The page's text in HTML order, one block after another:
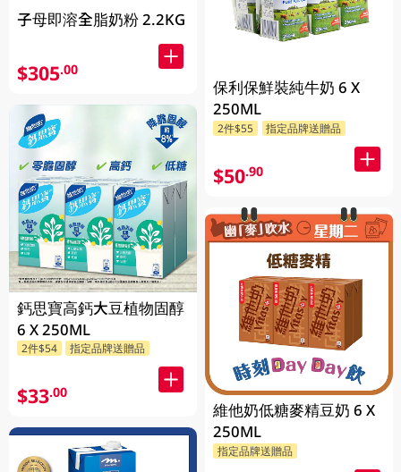
子母即溶全脂奶粉 2.2KG
$305.00
鈣思寶高鈣大豆植物固醇
6 X 250ML
2件$54 指定品牌送贈品
$33.00
保利保鮮裝純牛奶 6 X
250ML
2件$55 指定品牌送贈品
$50.90
維他奶低糖麥精豆奶 6 X
250ML
指定品牌送贈品